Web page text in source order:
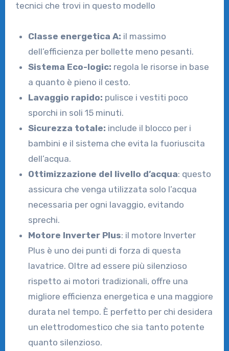
tecnici che trovi in questo modello
Classe energetica A: il massimo
dell’efficienza per bollette meno pesanti.
Sistema Eco-logic: regola le risorse in base
a quanto è pieno il cesto.
Lavaggio rapido: pulisce i vestiti poco
sporchi in soli 15 minuti.
Sicurezza totale: include il blocco per i
bambini e il sistema che evita la fuoriuscita
dell’acqua.
Ottimizzazione del livello d’acqua: questo
assicura che venga utilizzata solo l’acqua
necessaria per ogni lavaggio, evitando
sprechi.
Motore Inverter Plus: il motore Inverter
Plus è uno dei punti di forza di questa
lavatrice. Oltre ad essere più silenzioso
rispetto ai motori tradizionali, offre una
migliore efficienza energetica e una maggiore
durata nel tempo. È perfetto per chi desidera
un elettrodomestico che sia tanto potente
quanto silenzioso.